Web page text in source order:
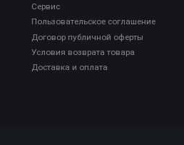
Сервис
Пользовательское соглашение
Договор публичной оферты
Условия возврата товара
Доставка и оплата